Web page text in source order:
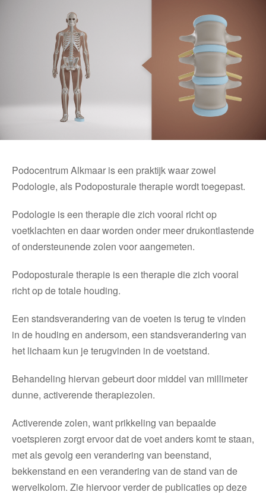
Podocentrum Alkmaar is een praktijk waar zowel
Podologie, als Podoposturale therapie wordt toegepast.
Podologie is een therapie die zich vooral richt op
voetklachten en daar worden onder meer drukontlastende
of ondersteunende zolen voor aangemeten.
Podoposturale therapie is een therapie die zich vooral
richt op de totale houding.
Een standsverandering van de voeten is terug te vinden
in de houding en andersom, een standsverandering van
het lichaam kun je terugvinden in de voetstand.
Behandeling hiervan gebeurt door middel van millimeter
dunne, activerende therapiezolen.
Activerende zolen, want prikkeling van bepaalde
voetspieren zorgt ervoor dat de voet anders komt te staan,
met als gevolg een verandering van beenstand,
bekkenstand en een verandering van de stand van de
wervelkolom. Zie hiervoor verder de publicaties op deze